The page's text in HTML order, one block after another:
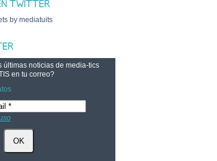
by mediatuits
últimas noticias de media-tics
en tu correo?